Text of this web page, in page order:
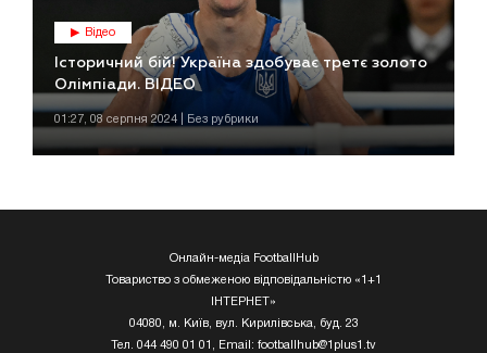
Відео
Історичний бій! Україна здобуває третє золото
Олімпіади. ВІДЕО
01:27, 08 серпня 2024 | Без рубрики
Онлайн-медіа FootballHub
Товариство з обмеженою відповідальністю «1+1
ІНТЕРНЕТ»
04080, м. Київ, вул. Кирилівська, буд. 23
Тел. 044 490 01 01, Email: footballhub@1plus1.tv